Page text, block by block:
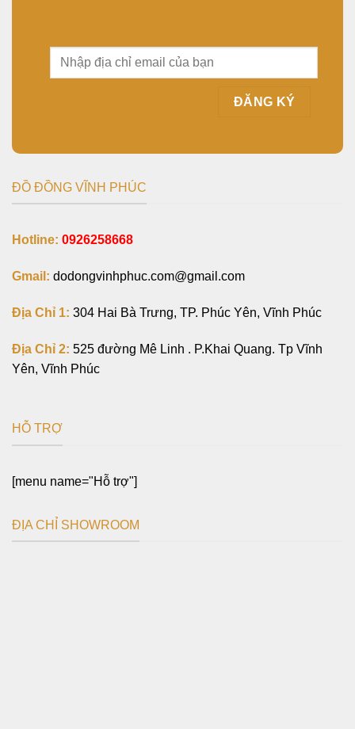
ĐỒ ĐỒNG VĨNH PHÚC
Hotline: 0926258668
Gmail: dodongvinhphuc.com@gmail.com
Địa Chỉ 1: 304 Hai Bà Trưng, TP. Phúc Yên, Vĩnh Phúc
Địa Chỉ 2: 525 đường Mê Linh . P.Khai Quang. Tp Vĩnh
Yên, Vĩnh Phúc
HỖ TRỢ
[menu name="Hỗ trợ"]
ĐỊA CHỈ SHOWROOM